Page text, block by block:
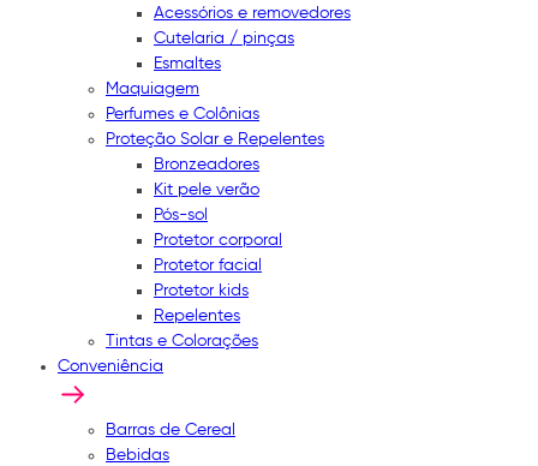
Acessórios e removedores
Cutelaria / pinças
Esmaltes
Maquiagem
Perfumes e Colônias
Proteção Solar e Repelentes
Bronzeadores
Kit pele verão
Pós-sol
Protetor corporal
Protetor facial
Protetor kids
Repelentes
Tintas e Colorações
Conveniência
Barras de Cereal
Bebidas